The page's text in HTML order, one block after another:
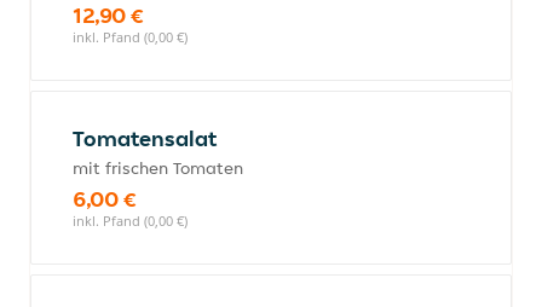
12,90 €
inkl. Pfand (0,00 €)
Tomatensalat
mit frischen Tomaten
6,00 €
inkl. Pfand (0,00 €)